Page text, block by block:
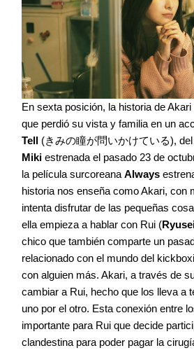
En sexta posición, la historia de Akari
que perdió su vista y familia en un
Tell (きみの瞳が問いかけている),
Miki estrenada el pasado 23 de
la película surcoreana Always
historia nos enseña como Akari, con
intenta disfrutar de las pequeñas
ella empieza a hablar con Rui (
chico que también comparte un
relacionado con el mundo del
con alguien más. Akari, a través de
cambiar a Rui, hecho que los lleva a
uno por el otro. Esta conexión entre
importante para Rui que decide
clandestina para poder pagar la